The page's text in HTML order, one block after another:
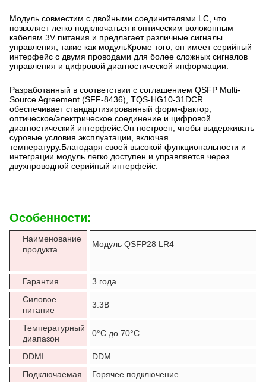
Модуль совместим с двойными соединителями LC, что
позволяет легко подключаться к оптическим волоконным
кабелям.3V питания и предлагает различные сигналы
управления, такие как модульКроме того, он имеет серийный
интерфейс с двумя проводами для более сложных сигналов
управления и цифровой диагностической информации.
Разработанный в соответствии с соглашением QSFP Multi-
Source Agreement (SFF-8436), TQS-HG10-31DCR
обеспечивает стандартизированный форм-фактор,
оптическое/электрическое соединение и цифровой
диагностический интерфейс.Он построен, чтобы выдерживать
суровые условия эксплуатации, включая
температуру.Благодаря своей высокой функциональности и
интеграции модуль легко доступен и управляется через
двухпроводной серийный интерфейс.
Особенности:
Наименование
продукта
Модуль QSFP28 LR4
Гарантия
3 года
Силовое
питание
3.3В
Температурный
диапазон
0°C до 70°C
DDMI
DDM
Подключаемая
Горячее подключение